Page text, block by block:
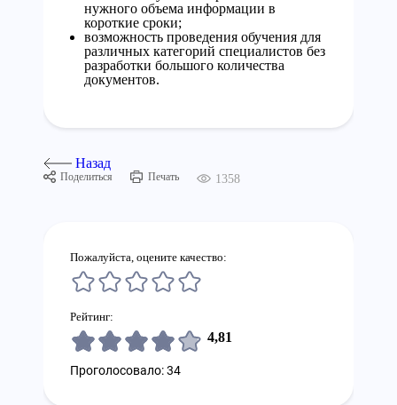
нужного объема информации в
короткие сроки;
возможность проведения обучения для
различных категорий специалистов без
разработки большого количества
документов.
Назад
Поделиться Печать 1358
Пожалуйста, оцените качество:
Рейтинг:
4,81
Проголосовало: 34